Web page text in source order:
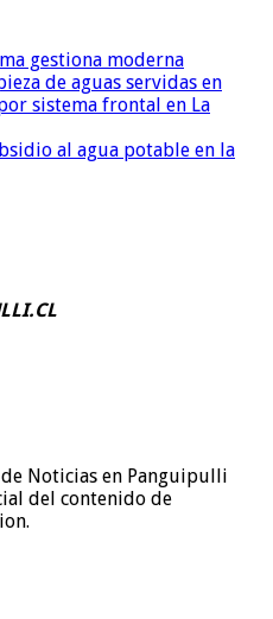
gestiona moderna
de aguas servidas en
sistema frontal en La
al agua potable en la
Noticias en Panguipulli
del contenido de